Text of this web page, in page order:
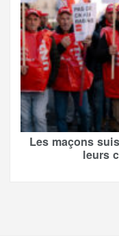
Les maçons
leurs